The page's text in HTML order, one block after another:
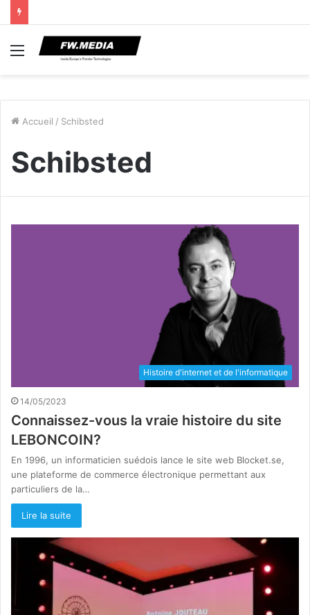
Menu
Accueil / Schibsted
Schibsted
Histoire d'internet et de l'informatique
14/05/2023
Connaissez-vous la vraie histoire du site
LEBONCOIN?
En 1996, un informaticien suédois lance le site web Blocket.se,
une plateforme de commerce électronique permettant aux
particuliers de la…
Lire la suite